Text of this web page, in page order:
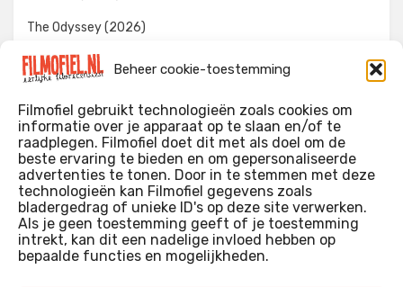
Beheer cookie-toestemming
Filmofiel gebruikt technologieën zoals cookies om
informatie over je apparaat op te slaan en/of te
raadplegen. Filmofiel doet dit met als doel om de
beste ervaring te bieden en om gepersonaliseerde
advertenties te tonen. Door in te stemmen met deze
technologieën kan Filmofiel gegevens zoals
bladergedrag of unieke ID's op deze site verwerken.
Als je geen toestemming geeft of je toestemming
intrekt, kan dit een nadelige invloed hebben op
bepaalde functies en mogelijkheden.
The Odyssey (2026)
Evil Dead Burn (2026)
WIE IK BEN…?
Ik ben ooit begonnen met m’n recensies omdat ik zoveel
films keek dat ik af en toe niet meer wist welke ik nu wel of
niet gezien had. Ik ben een filmliefhebber, heb als hobby nog
erg lang in een videotheek gewerkt, en heb als coproducent